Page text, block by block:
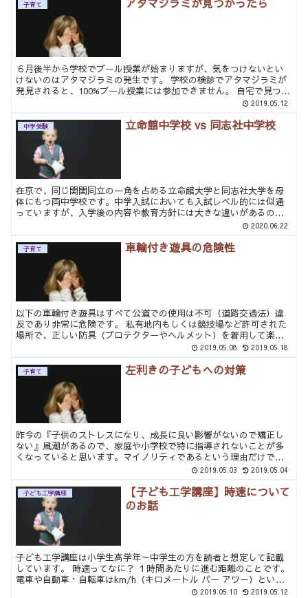
子育て
６月後半から学校でプール授業が始まりますが、気をつけないとい
けないのはアタマジラミの発生です。 学校の検診でアタマジラミが
発見されると、100%プール授業には参加できません。 自宅で見つか
った場合でも、必ず学校に届けてブール授業不参加を願い...2019.05.12
中学受験 立命館中学校 vs 同志社中学校
在京で、同じ関関同立の一角を占める立命館大学と同志社大学を母
体にもつ両中学校です。中学入試においても入試レベル的には似通
っていますが、入学後の内容や教育方針には大きな違いがあるので
注意が必要です。 進学 両校の大きな違いはここにあると思いま...
2020.06.22
子育て 車輪付き遊具の危険性
以下の車輪付き遊具はすべて公道での使用は不可（道路交通法）違
反であり非常に危険です。 私有地内もしくは競技場など許可された
場所で、正しい防具（プロテクターやヘルメット）を着用して楽し
んでください。 公道走行が危ない乗り物 ローラーシューズ ...
2019.05.08 2019.05.18
子育て 左利きの子どもへの対策
昨今の『子供のストレスになり、成長に良い影響がないので矯正し
ない』風潮があるので、家庭や小学校で特に指導されないことが多
くなっていると思います。マイノリティであるという理由だけで、
昔ながらの「左利きは行儀が悪い」などというのはあまりにも乱
2019.05.03 2019.05.04
子ども工学講座
【子ども工学講座】時速について
のお話
子ども工学講座は小学生高学年～中学生の方を読者と想定して記載
しています。 時速ってなに？ １時間あたりに進む距離のことです。
電車や自動車・自転車はkm/h（キロメートル パー アワー）という
単位を使うのが一般的です。 ｈは時間ｓは秒 をあ...
2019.05.10 2019.05.12